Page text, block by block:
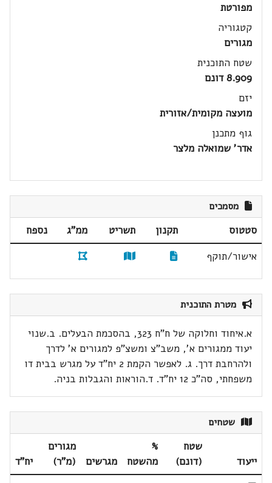
מפורטת
קטגוריה
מגורים
שטח התוכנית
8.909 דונם
יזם
מועצה מקומית/אזורית
גוף מתכנן
אדר' שמואלה מלצר
מסמכים
סטטוס תקנון תשריט ממ"ג
נספח
אישור/תוקף
מטרת התוכנית
א.איחוד וחלוקה של ח"ח 323, בהסכמת הבעלים. ב.שנוי
יעוד ממגורים א', משב"צ ומשצ"פ למגורים א' לדרך
ולהרחבת דרך. ג. לאפשר הקמת 2 יח"ד על מגרש בבית דו
משפחתי, סה"כ 12 יח"ד. ד.הוראות והגבלות בניה.
שטחים
ייעוד
שטח
(דונם)
%
מהשטח
מגרשים
מגורים
(מ"ר)
יח"ד